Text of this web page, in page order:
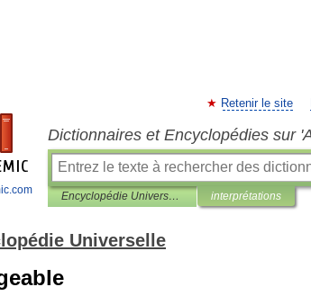
Retenir le site
Dictionnaires et Encyclopédies sur
Encyclopédie Universelle interprétations
Universelle